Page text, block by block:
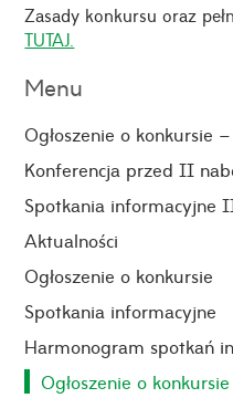
Zasady konkursu oraz
TUTAJ.
Menu
Ogłoszenie o konkursie
Konferencja przed II
Spotkania informacyjne
Aktualności
Ogłoszenie o konkursie
Spotkania informacyjne
Harmonogram spotkań
Ogłoszenie o